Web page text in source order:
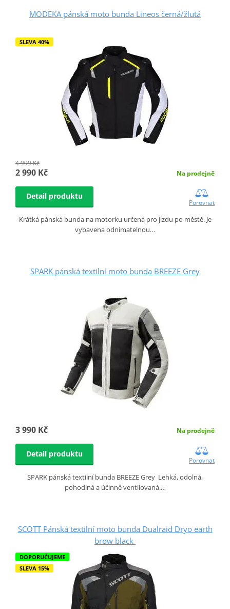
MODEKA pánská moto bunda Lineos černá/žlutá
SLEVA 40%
4 999 Kč
2 990 Kč Na prodejně
Detail produktu
Porovnat
Krátká pánská bunda na motorku určená pro jízdu po městě. Je
vybavena odnímatelnou…
SPARK pánská textilní moto bunda BREEZE Grey
3 990 Kč Na prodejně
Detail produktu
Porovnat
SPARK pánská textilní bunda BREEZE Grey Lehká, odolná,
pohodlná a účinně ventilovaná.…
SCOTT Pánská textilní moto bunda Dualraid Dryo earth
brow black
DOPORUČUJEME
SLEVA 15%